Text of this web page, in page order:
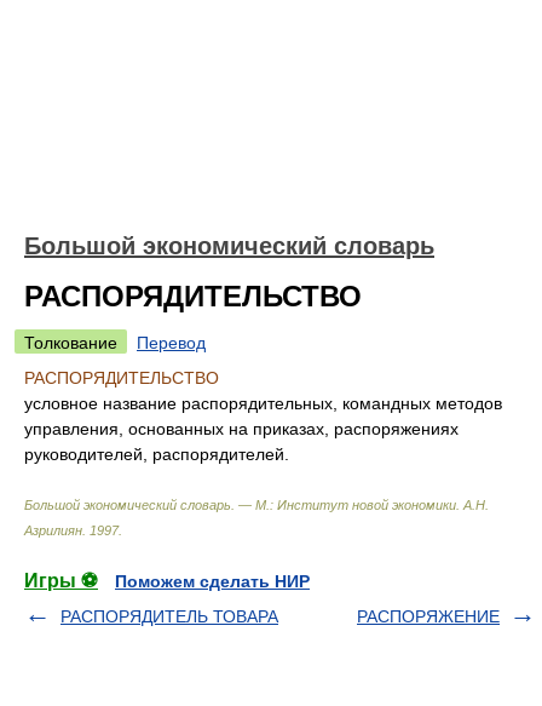
Большой экономический словарь
РАСПОРЯДИТЕЛЬСТВО
Толкование
Перевод
РАСПОРЯДИТЕЛЬСТВО
условное название распорядительных, командных методов
управления, основанных на приказах, распоряжениях
руководителей, распорядителей.
Большой экономический словарь. — М.: Институт новой экономики А.Н.
Азрилиян 1997.
Игры ⚽
Поможем сделать НИР
РАСПОРЯДИТЕЛЬ ТОВАРА
РАСПОРЯЖЕНИЕ